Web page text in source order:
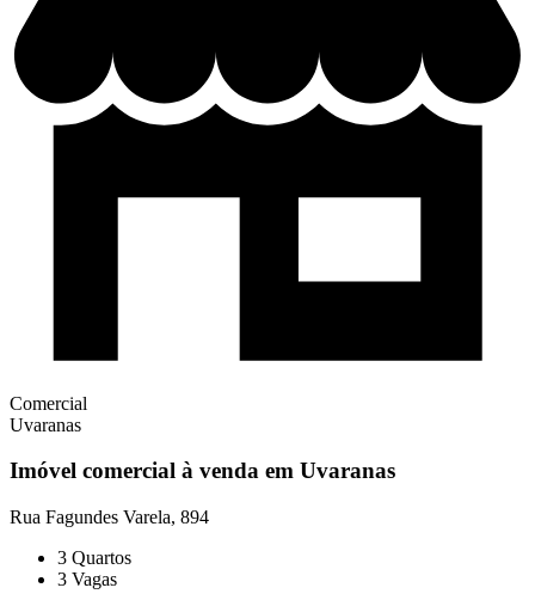
Comercial
Uvaranas
Imóvel comercial à venda em Uvaranas
Rua Fagundes Varela, 894
3 Quartos
3 Vagas